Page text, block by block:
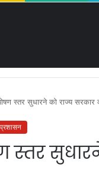
स्तर सुधारने को राज्य सरकार
स्तर